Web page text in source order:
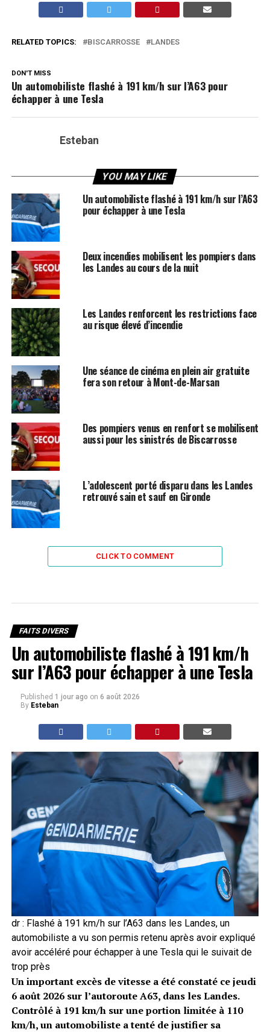
RELATED TOPICS: BISCARROSSE LANDES
DON'T MISS
Un automobiliste flashé à 191 km/h sur l’A63 pour
échapper à une Tesla
Esteban
YOU MAY LIKE
Un automobiliste flashé à 191 km/h sur l’A63
pour échapper à une Tesla
Deux incendies mobilisent les pompiers dans
les Landes au cours de la nuit
Les Landes renforcent les restrictions face
au risque élevé d’incendie
Une séance de cinéma en plein air gratuite
fera son retour à Mont-de-Marsan
Des pompiers venus en renfort se mobilisent
aussi pour les sinistrés de Biscarrosse
L’adolescent porté disparu dans les Landes
retrouvé sain et sauf en Gironde
CLICK TO COMMENT
FAITS DIVERS
Un automobiliste flashé à 191 km/h
sur l’A63 pour échapper à une Tesla
Published 1 jour ago on 6 août 2026
By Esteban
dr : Flashé à 191 km/h sur l’A63 dans les Landes, un
automobiliste a vu son permis retenu après avoir expliqué
avoir accéléré pour échapper à une Tesla qui le suivait de
trop près
Un important excès de vitesse a été constaté ce jeudi
6 août 2026 sur l’autoroute A63, dans les Landes.
Contrôlé à 191 km/h sur une portion limitée à 110
km/h, un automobiliste a tenté de justifier sa